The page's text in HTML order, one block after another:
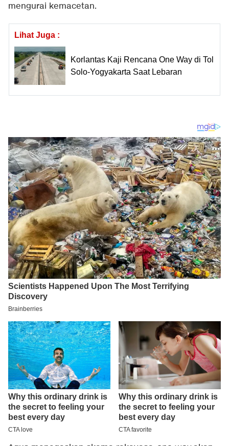
mengurai kemacetan.
Lihat Juga :
Korlantas Kaji Rencana One Way di Tol
Solo-Yogyakarta Saat Lebaran